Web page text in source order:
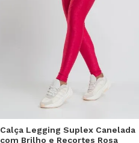
Calça Legging Suplex Canelada
com Brilho e Recortes Rosa